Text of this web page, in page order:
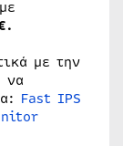
με
με την
να
Fast IPS